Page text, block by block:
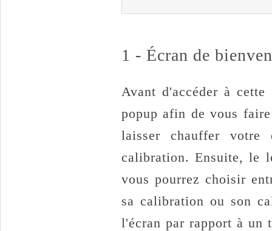
1 - Écran de
Avant d'accéder à
popup afin de vous
laisser chauffer votre
calibration. Ensuite, le
vous pourrez choisir
sa calibration ou son
l'écran par rapport à un